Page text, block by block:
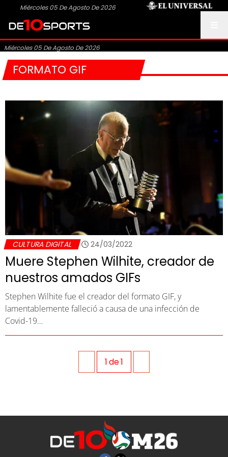
Miércoles 05 De Agosto De 2026
Miércoles 05 De Agosto De 2026
FORMATO GIF
CULTURA DIGITAL 24/03/2022
Muere Stephen Wilhite, creador de
nuestros amados GIFs
Stephen Wilhite fue el creador del formato GIF, y
lamentablemente falleció a causa de una infección de
Covid-19…
1de1